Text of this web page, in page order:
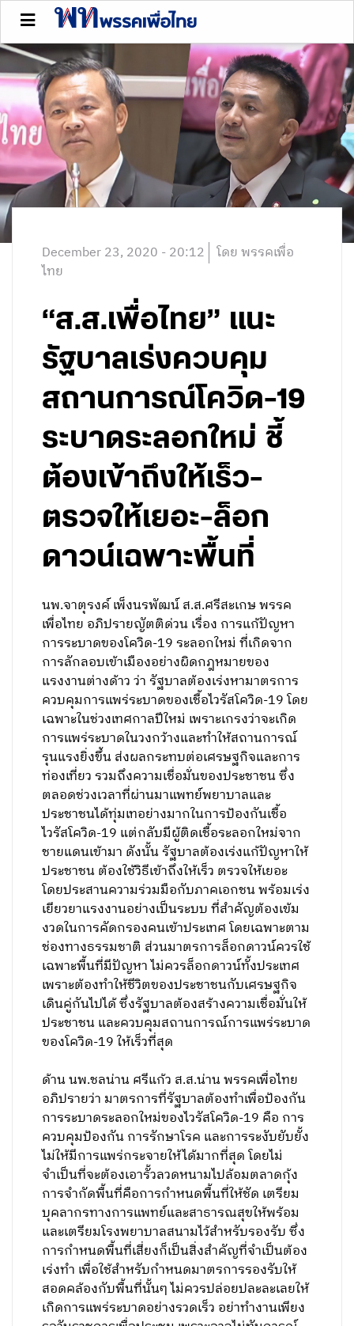
December 23, 2020 - 20:12 โดย พรรคเพื่อ
ไทย
“ส.ส.เพื่อไทย” แนะ
รัฐบาลเร่งควบคุม
สถานการณ์โควิด-19
ระบาดระลอกใหม่ ชี้
ต้องเข้าถึงให้เร็ว-
ตรวจให้เยอะ-ล็อก
ดาวน์เฉพาะพื้นที่
นพ.จาตุรงค์ เพ็งนรพัฒน์ ส.ส.ศรีสะเกษ พรรค
เพื่อไทย อภิปรายญัตติด่วน เรื่อง การแก้ปัญหา
การระบาดของโควิด-19 ระลอกใหม่ ที่เกิดจาก
การลักลอบเข้าเมืองอย่างผิดกฎหมายของ
แรงงานต่างด้าว ว่า รัฐบาลต้องเร่งหามาตรการ
ควบคุมการแพร่ระบาดของเชื้อไวรัสโควิด-19 โดย
เฉพาะในช่วงเทศกาลปีใหม่ เพราะเกรงว่าจะเกิด
การแพร่ระบาดในวงกว้างและทำให้สถานการณ์
รุนแรงยิ่งขึ้น ส่งผลกระทบต่อเศรษฐกิจและการ
ท่องเที่ยว รวมถึงความเชื่อมั่นของประชาชน ซึ่ง
ตลอดช่วงเวลาที่ผ่านมาแพทย์พยาบาลและ
ประชาชนได้ทุ่มเทอย่างมากในการป้องกันเชื้อ
ไวรัสโควิด-19 แต่กลับมีผู้ติดเชื้อระลอกใหม่จาก
ชายแดนเข้ามา ดังนั้น รัฐบาลต้องเร่งแก้ปัญหาให้
ประชาชน ต้องใช้วิธีเข้าถึงให้เร็ว ตรวจให้เยอะ
โดยประสานความร่วมมือกับภาคเอกชน พร้อมเร่ง
เยียวยาแรงงานอย่างเป็นระบบ ที่สำคัญต้องเข้ม
งวดในการคัดกรองคนเข้าประเทศ โดยเฉพาะตาม
ช่องทางธรรมชาติ ส่วนมาตรการล็อกดาวน์ควรใช้
เฉพาะพื้นที่มีปัญหา ไม่ควรล็อกดาวน์ทั้งประเทศ
เพราะต้องทำให้ชีวิตของประชาชนกับเศรษฐกิจ
เดินคู่กันไปได้ ซึ่งรัฐบาลต้องสร้างความเชื่อมั่นให้
ประชาชน และควบคุมสถานการณ์การแพร่ระบาด
ของโควิด-19 ให้เร็วที่สุด
ด้าน นพ.ชลน่าน ศรีแก้ว ส.ส.น่าน พรรคเพื่อไทย
อภิปรายว่า มาตรการที่รัฐบาลต้องทำเพื่อป้องกัน
การระบาดระลอกใหม่ของไวรัสโควิด-19 คือ การ
ควบคุมป้องกัน การรักษาโรค และการระงับยับยั้ง
ไม่ให้มีการแพร่กระจายให้ได้มากที่สุด โดยไม่
จำเป็นที่จะต้องเอารั้วลวดหนามไปล้อมตลาดกุ้ง
การจำกัดพื้นที่คือการกำหนดพื้นที่ให้ชัด เตรียม
บุคลากรทางการแพทย์และสาธารณสุขให้พร้อม
และเตรียมโรงพยาบาลสนามไว้สำหรับรองรับ ซึ่ง
การกำหนดพื้นที่เสี่ยงก็เป็นสิ่งสำคัญที่จำเป็นต้อง
เร่งทำ เพื่อใช้สำหรับกำหนดมาตรการรองรับให้
สอดคล้องกับพื้นที่นั้นๆ ไม่ควรปล่อยปละละเลยให้
เกิดการแพร่ระบาดอย่างรวดเร็ว อย่าทำงานเพียง